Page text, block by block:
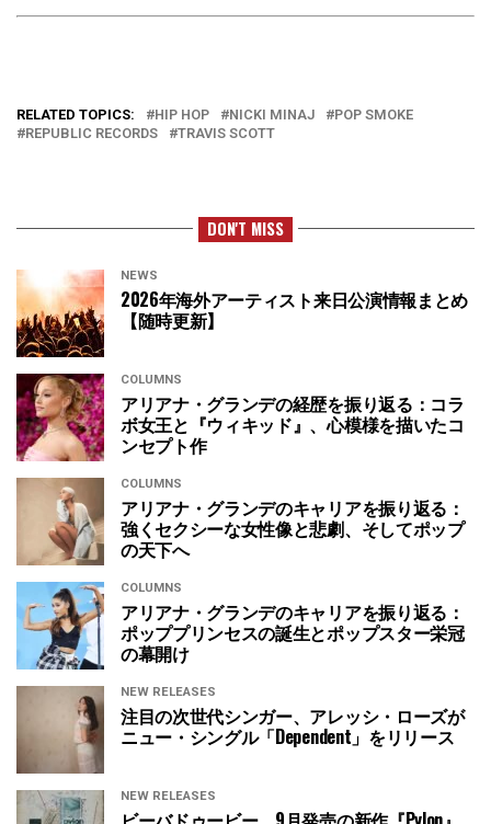
RELATED TOPICS: HIP HOP NICKI MINAJ
POP SMOKE
REPUBLIC RECORDS
TRAVIS SCOTT
DON'T MISS
NEWS
2026年海外アーティスト来日公演情報まとめ
【随時更新】
COLUMNS
アリアナ・グランデの経歴を振り返る：コラ
ボ女王と『ウィキッド』、心模様を描いたコ
ンセプト作
COLUMNS
アリアナ・グランデのキャリアを振り返る：
強くセクシーな女性像と悲劇、そしてポップ
の天下へ
COLUMNS
アリアナ・グランデのキャリアを振り返る：
ポッププリンセスの誕生とポップスター栄冠
の幕開け
NEW RELEASES
注目の次世代シンガー、アレッシ・ローズが
ニュー・シングル「Dependent」をリリース
NEW RELEASES